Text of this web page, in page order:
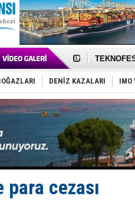
TAYK -
Tersane
İngiliz
FESCO,
DESE,
35 milyon
İnsansız
Yüzyıl
Anadolu
Derince,
İTU AUV,
DENİZ KAZALARI IMO
para cezası